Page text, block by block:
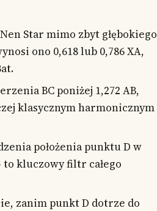
Star mimo zbyt głębokiego
ono 0,618 lub 0,786 XA,
BC poniżej 1,272 AB,
klasycznym harmonicznym
położenia punktu D w
to kluczowy filtr całego
zanim punkt D dotrze do